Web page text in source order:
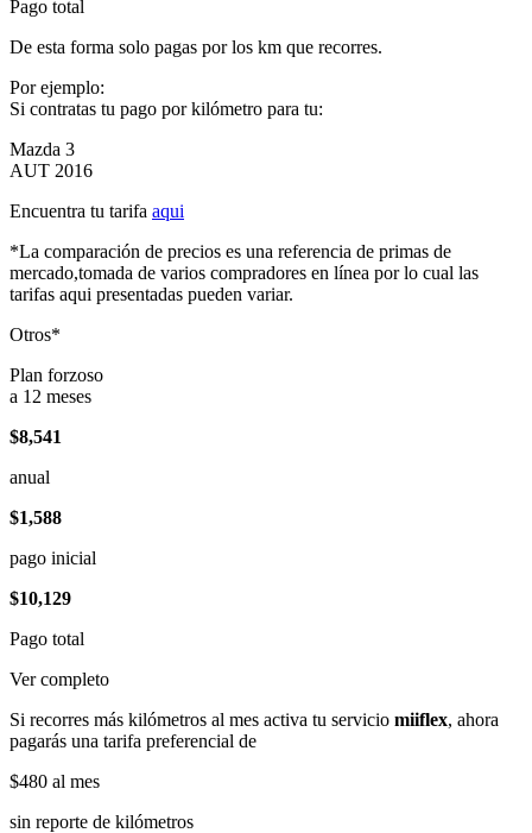
Pago total
De esta forma solo pagas por los km que recorres.
Por ejemplo:
Si contratas tu pago por kilómetro para tu:
Mazda 3
AUT 2016
Encuentra tu tarifa aqui
*La comparación de precios es una referencia de primas de
mercado,tomada de varios compradores en línea por lo cual las
tarifas aqui presentadas pueden variar.
Otros*
Plan forzoso
a 12 meses
$8,541
anual
$1,588
pago inicial
$10,129
Pago total
Ver completo
Si recorres más kilómetros al mes activa tu servicio miiflex, ahora
pagarás una tarifa preferencial de
$480 al mes
sin reporte de kilómetros